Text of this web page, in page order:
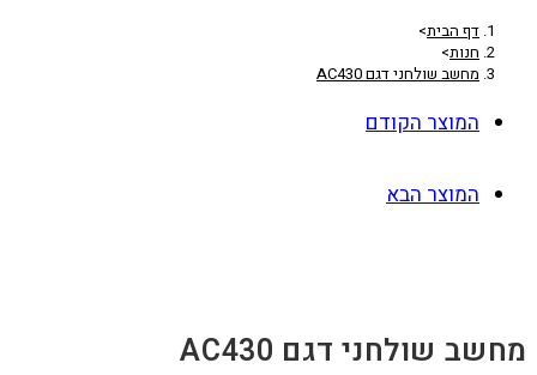
דף הבית>
חנות>
מחשב שולחני דגם AC430
המוצר הקודם
המוצר הבא
מחשב שולחני דגם AC430